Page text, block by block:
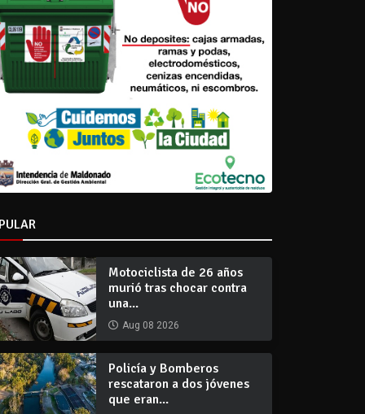
Motociclista de 26 años
murió tras chocar contra
una...
Aug 08 2026
Policía y Bomberos
rescataron a dos jóvenes
que eran...